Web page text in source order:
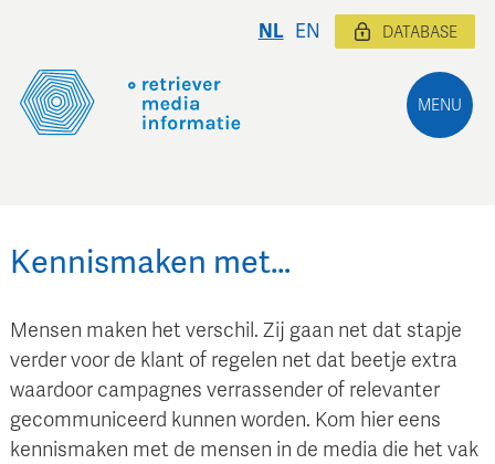
MENU
NL EN DATABASE
Kennismaken met…
Mensen maken het verschil. Zij gaan net dat stapje
verder voor de klant of regelen net dat beetje extra
waardoor campagnes verrassender of relevanter
gecommuniceerd kunnen worden. Kom hier eens
kennismaken met de mensen in de media die het vak